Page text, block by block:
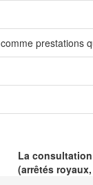
prestations
La
(arrêtés